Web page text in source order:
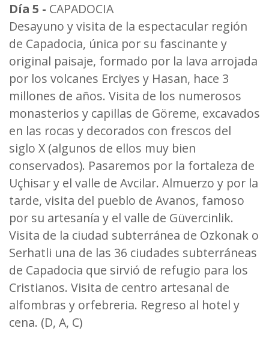
Día 5 - CAPADOCIA
Desayuno y visita de la espectacular región
de Capadocia, única por su fascinante y
original paisaje, formado por la lava arrojada
por los volcanes Erciyes y Hasan, hace 3
millones de años. Visita de los numerosos
monasterios y capillas de Göreme, excavados
en las rocas y decorados con frescos del
siglo X (algunos de ellos muy bien
conservados). Pasaremos por la fortaleza de
Uçhisar y el valle de Avcilar. Almuerzo y por la
tarde, visita del pueblo de Avanos, famoso
por su artesanía y el valle de Güvercinlik.
Visita de la ciudad subterránea de Ozkonak o
Serhatli una de las 36 ciudades subterráneas
de Capadocia que sirvió de refugio para los
Cristianos. Visita de centro artesanal de
alfombras y orfebreria. Regreso al hotel y
cena. (D, A, C)